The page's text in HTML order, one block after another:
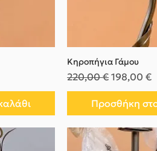
Κηροπήγια Γάμου
Κανονική τιμή
220,00 € Τιμή
198,00 €
Προσθήκη